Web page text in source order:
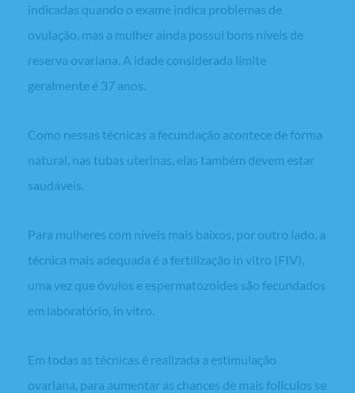
indicadas quando o exame indica problemas de
ovulação, mas a mulher ainda possui bons níveis de
reserva ovariana. A idade considerada limite
geralmente é 37 anos.
Como nessas técnicas a fecundação acontece de forma
natural, nas tubas uterinas, elas também devem estar
saudáveis.
Para mulheres com níveis mais baixos, por outro lado, a
técnica mais adequada é a fertilização in vitro (FIV),
uma vez que óvulos e espermatozoides são fecundados
em laboratório, in vitro
Em todas as técnicas é realizada a estimulação
ovariana, para aumentar as chances de mais folículos se